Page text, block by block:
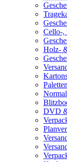
Cello-,
Holz-
Paletten
DVD